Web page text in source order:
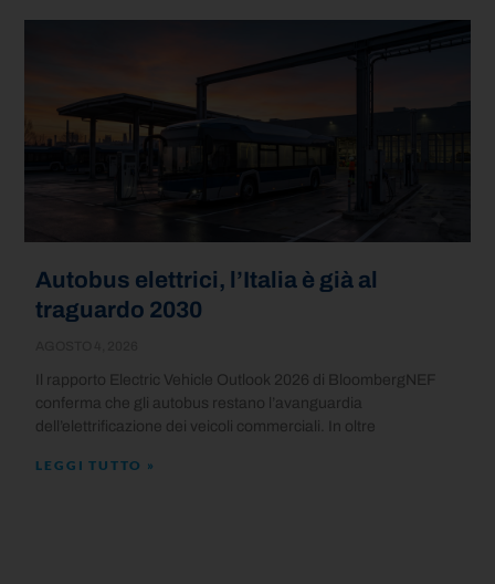
Autobus elettrici, l’Italia è già al
traguardo 2030
Il rapporto Electric Vehicle Outlook 2026 di BloombergNEF
conferma che gli autobus restano l’avanguardia
dell’elettrificazione dei veicoli commerciali. In oltre
LEGGI TUTTO »